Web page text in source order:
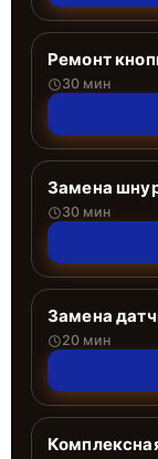
Ремонт
30 мин
Замена
30 мин
Замена
20 мин